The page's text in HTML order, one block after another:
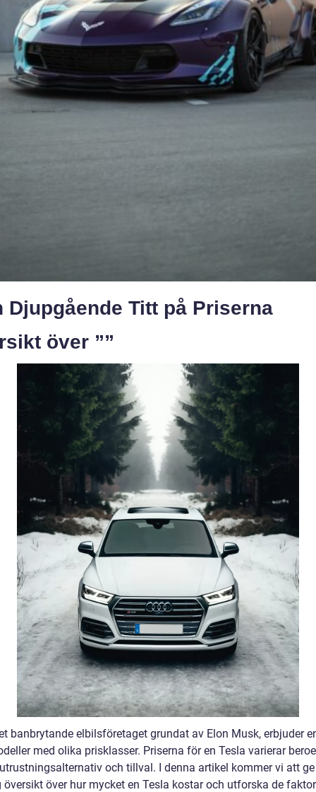
Djupgående Titt på Priserna
över ””
banbrytande elbilsföretaget grundat av Elon Musk, erbjuder
med olika prisklasser. Priserna för en Tesla varierar
och tillval. I denna artikel kommer vi att
översikt över hur mycket en Tesla kostar och utforska de